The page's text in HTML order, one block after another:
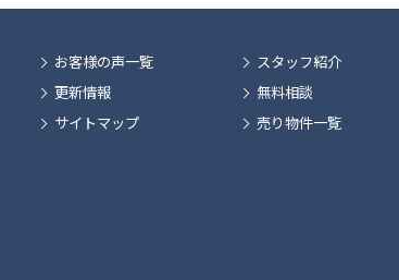
お客様の声一覧
更新情報
サイトマップ
スタッフ紹介
無料相談
売り物件一覧